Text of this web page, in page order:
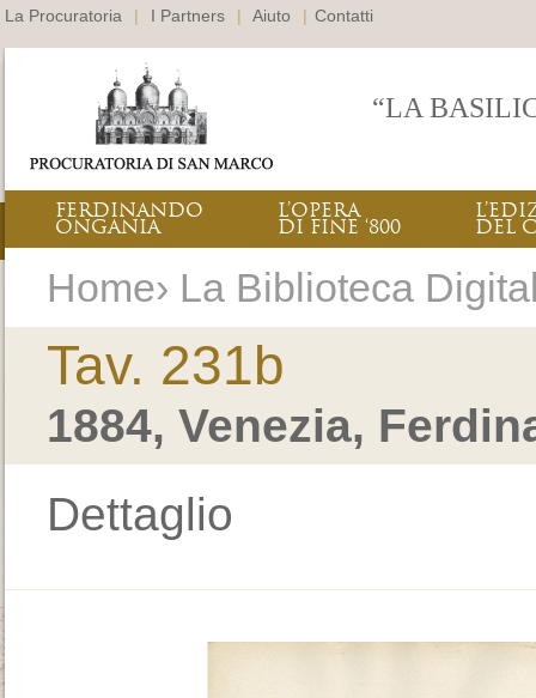
La Procuratoria | I Partners | Aiuto | Contatti
“LA
FERDINANDO
ONGANIA
L’OPERA
DI FINE ‘800 DEL
Home› La Biblioteca
Tav. 231b
1884, Venezia,
Dettaglio